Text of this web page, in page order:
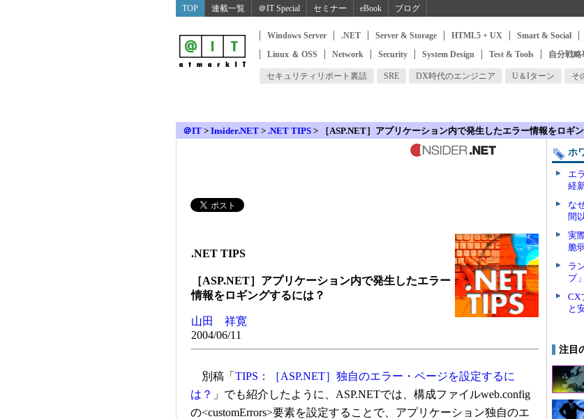
TOP 連載一覧 ＠IT Special セミナー eBook ブログ
Windows Server .NET Server & Storage HTML5 + UX Smart & Social
Linux ＆ OSS
Network Security System Design Test & Tools 自分戦
セキュリティリポート裏話 SRE DX時代のエンジニア U＆Iターン そ
＠IT > Insider.NET > .NET TIPS > ［ASP.NET］アプリケーション内で発生したエラー情報をロギ
.NET TIPS
［ASP.NET］アプリケーション内で発生したエラー
情報をロギングするには？
山田 祥寛
2004/06/11
別稿「 TIPS：［ASP.NET］独自のエラー・ページを設定するに
は？ 」でも紹介したように、ASP.NETでは、構成ファイルweb.config
の<customErrors>要素を設定することで、アプリケーション独自のエ
ホ
エ
経
な
間
実
脆
ラ
プ
CX
と
注目